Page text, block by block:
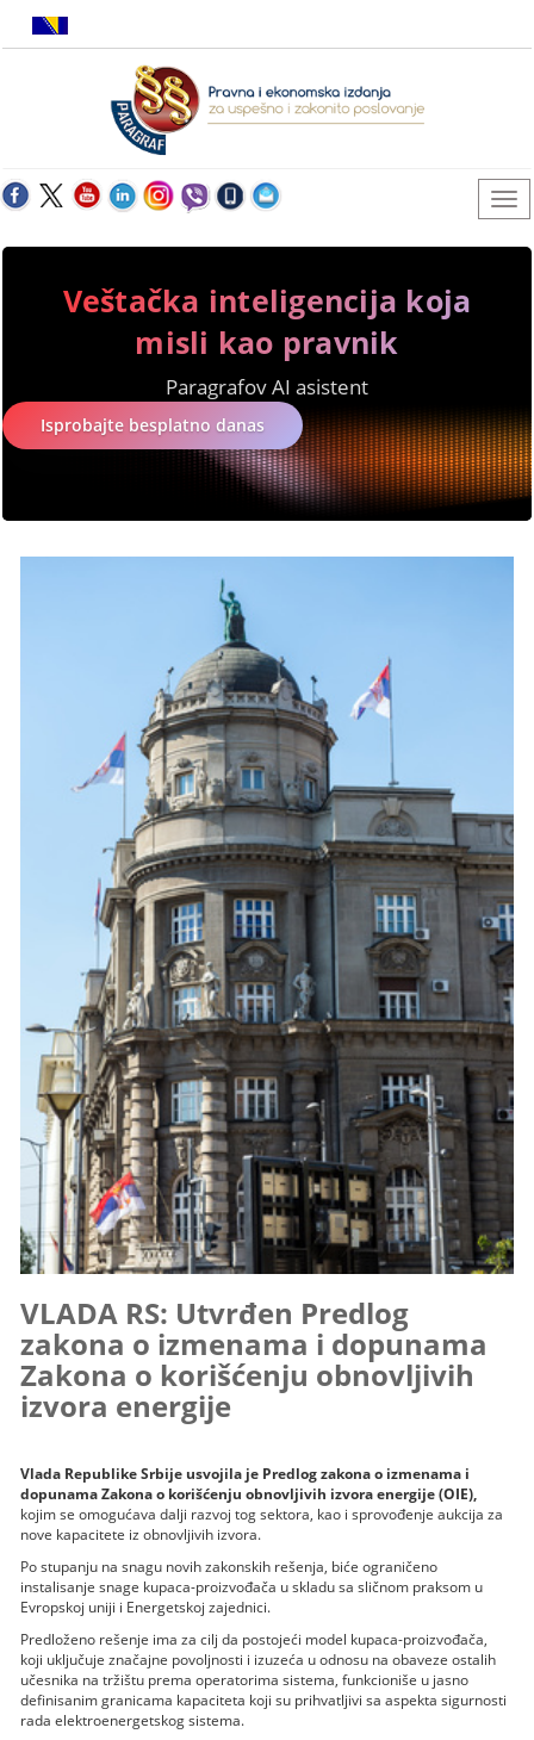
Veštačka inteligencija koja
misli kao pravnik
Paragrafov AI asistent
Isprobajte besplatno danas
VLADA RS: Utvrđen Predlog
zakona o izmenama i dopunama
Zakona o korišćenju obnovljivih
izvora energije
Vlada Republike Srbije usvojila je Predlog zakona o izmenama i
dopunama Zakona o korišćenju obnovljivih izvora energije (OIE),
kojim se omogućava dalji razvoj tog sektora, kao i sprovođenje aukcija za
nove kapacitete iz obnovljivih izvora.
Po stupanju na snagu novih zakonskih rešenja, biće ograničeno
instalisanje snage kupaca-proizvođača u skladu sa sličnom praksom u
Evropskoj uniji i Energetskoj zajednici.
Predloženo rešenje ima za cilj da postojeći model kupaca-proizvođača,
koji uključuje značajne povoljnosti i izuzeća u odnosu na obaveze ostalih
učesnika na tržištu prema operatorima sistema, funkcioniše u jasno
definisanim granicama kapaciteta koji su prihvatljivi sa aspekta sigurnosti
rada elektroenergetskog sistema.